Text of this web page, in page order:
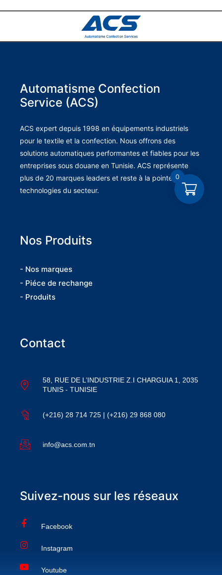
Automatisme Confection
Service (ACS)
ACS expert depuis 1998 en équipements industriels
pour le textile et la confection. Nous offrons des
solutions automatiques performantes et fiables pour les
entreprises sous douane en Tunisie. ACS représente
plus de 20 marques leaders et reste à la pointe des
technologies du secteur.
Nos Produits
- Nos marques
- Piéce de rechange
- Produits
Contact
58, RUE DE L’INDUSTRIE Z.I CHARGUIA 1, 2035
TUNIS - TUNISIE
(+216) 28 714 725 | (+216) 29 868 080
info@acs.com.tn
Suivez-nous sur les réseaux
Facebook
Instagram
Youtube
0